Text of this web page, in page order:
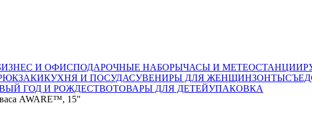
И ОФИСПОДАРОЧНЫЕ НАБОРЫЧАСЫ И МЕТЕОСТАНЦИИ
КУХНЯ И ПОСУДАСУВЕНИРЫ ДЛЯ ЖЕНЩИНЗОНТЫ
ГОД И РОЖДЕСТВОТОВАРЫ ДЛЯ ДЕТЕЙУПАКОВКА
AWARE™, 15"